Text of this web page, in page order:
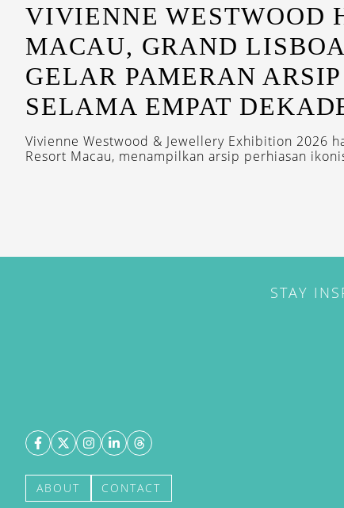
VIVIENNE WESTWOOD
MACAU, GRAND
GELAR PAMERAN
SELAMA EMPAT
Vivienne Westwood & Jewellery Exhibition 2026
Resort Macau, menampilkan arsip perhiasan
STAY
ABOUT CONTACT